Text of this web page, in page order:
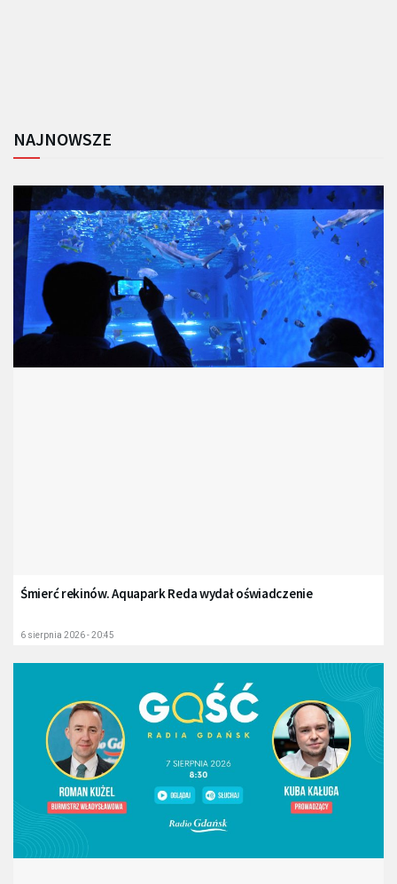
NAJNOWSZE
Śmierć rekinów. Aquapark Reda wydał oświadczenie
6 sierpnia 2026 - 20:45